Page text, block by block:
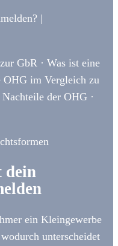
|
GbR · Was ist eine
OHG im Vergleich zu
der OHG ·
dein
ein Kleingewerbe
unterscheidet